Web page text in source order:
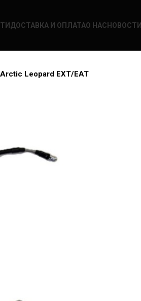
ДОСТАВКА И ОПЛАТАО НАС НОВОСТИ
Leopard EXT/EAT